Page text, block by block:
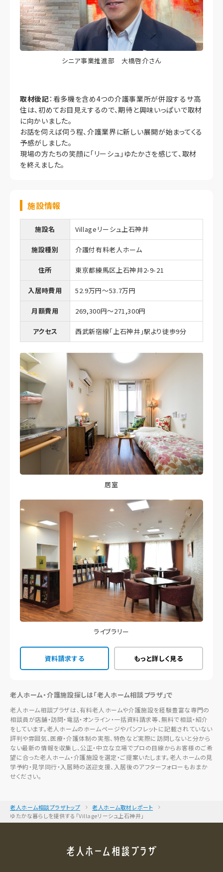
シニア事業推進部 大橋啓介さん
取材後記：看多機を含め4つの介護事業所が併設するサ高
住は、初めてお目見えするので、期待と興味いっぱいで取材
に向かいました。
お話を伺えば伺う程、介護業界に新しい展開が始まってくる
予感がしました。
現場の方たちの笑顔に「リーシュ」ゆたかさを感じて、取材
を終えました。
施設情報
施設名 Villageリーシュ上石神井
施設種別 介護付有料老人ホーム
住所 東京都練馬区上石神井2-9-21
入居時費用 52.9万円～53.7万円
月額費用 269,300円～271,300円
アクセス 西武新宿線「上石神井」駅より徒歩9分
居室
ライブラリー
資料請求する もっと詳しく見る
老人ホーム・介護施設探しは「老人ホーム相談プラザ」で
老人ホーム相談プラザは、有料老人ホームや介護施設を経験豊富な専門の
相談員が店舗・訪問・電話・オンライン・一括資料請求等、無料で相談・紹介
をしています。老人ホームのホームページやパンフレットに記載されていない
評判や雰囲気、医療・介護体制の実態、特色など実際に訪問しないと分から
ない最新の情報を収集し、公正・中立な立場でプロの目線からお客様のご希
望に合った老人ホーム・介護施設を選定・ご提案いたします。老人ホームの見
学予約・見学同行・入居時の送迎支援、入居後のアフターフォローもおまか
せください。
老人ホーム相談プラザトップ
老人ホーム取材レポート
ゆたかな暮らしを提供する「Villageリーシュ上石神井」